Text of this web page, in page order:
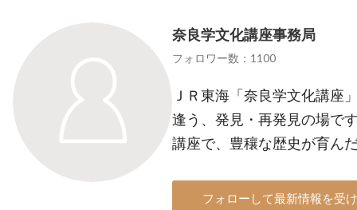
奈良学文化講座事務局
フォロワー数：1100
ＪＲ東海「奈良学文化講座
逢う、発見・再発見の場で
講座で、豊穰な歴史が育ん
フォローして最新情報を受